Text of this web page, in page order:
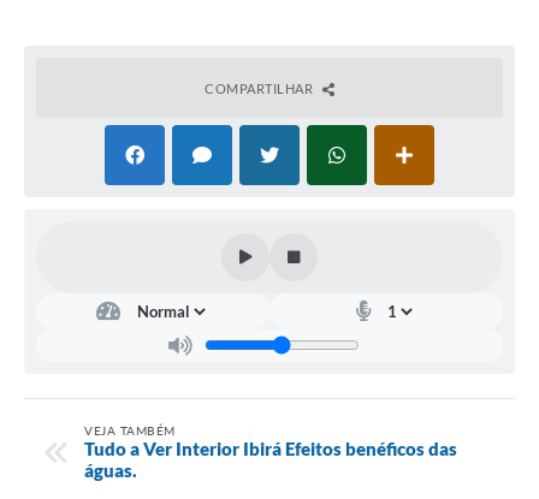
COMPARTILHAR
VEJA TAMBÉM
Tudo a Ver Interior Ibirá Efeitos benéficos das
águas.